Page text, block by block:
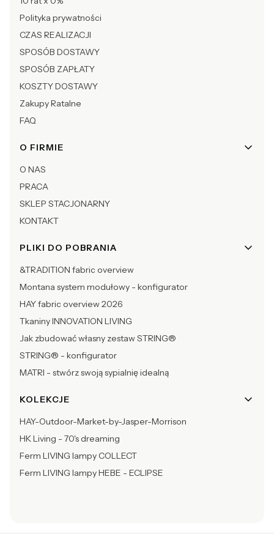
Polityka prywatności
CZAS REALIZACJI
SPOSÓB DOSTAWY
SPOSÓB ZAPŁATY
KOSZTY DOSTAWY
Zakupy Ratalne
FAQ
O FIRMIE
O NAS
PRACA
SKLEP STACJONARNY
KONTAKT
PLIKI DO POBRANIA
&TRADITION fabric overview
Montana system modułowy - konfigurator
HAY fabric overview 2026
Tkaniny INNOVATION LIVING
Jak zbudować własny zestaw STRING®
STRING® - konfigurator
MATRI - stwórz swoją sypialnię idealną
KOLEKCJE
HAY-Outdoor-Market-by-Jasper-Morrison
HK Living - 70's dreaming
Ferm LIVING lampy COLLECT
Ferm LIVING lampy HEBE - ECLIPSE